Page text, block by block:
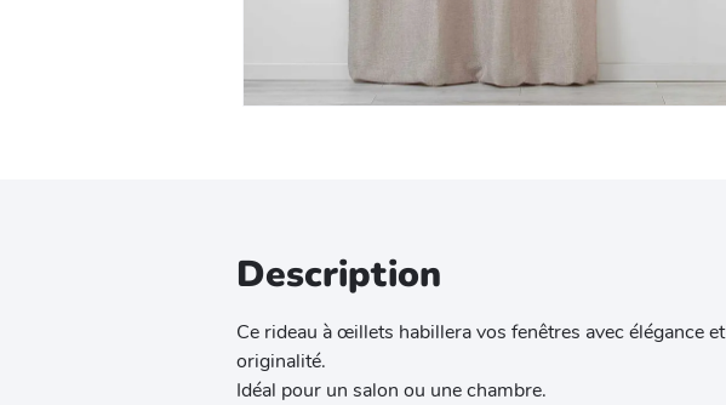
Description
Ce rideau à œillets habillera vos fenêtres avec élégance et
originalité.
Idéal pour un salon ou une chambre.